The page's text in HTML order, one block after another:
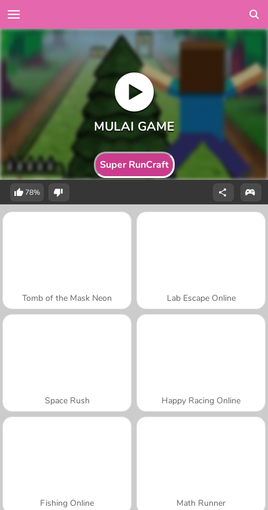
Super RunCraft
78%
Tomb of the Mask Neon Lab Escape Online
Space Rush Happy Racing Online
Fishing Online Math Runner